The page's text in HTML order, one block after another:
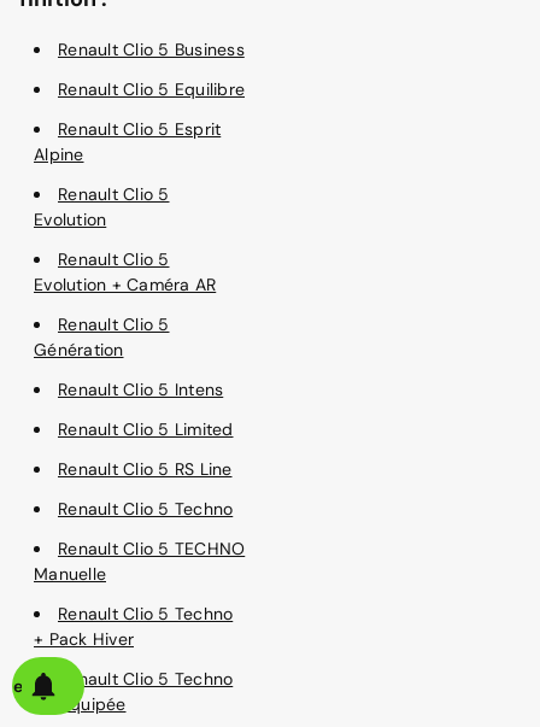
Renault Clio 5 Business
Renault Clio 5 Equilibre
Renault Clio 5 Esprit
Alpine
Renault Clio 5
Evolution
Renault Clio 5
Evolution + Caméra AR
Renault Clio 5
Génération
Renault Clio 5 Intens
Renault Clio 5 Limited
Renault Clio 5 RS Line
Renault Clio 5 Techno
Renault Clio 5 TECHNO
Manuelle
Renault Clio 5 Techno
+ Pack Hiver
Renault Clio 5 Techno
Suréquipée